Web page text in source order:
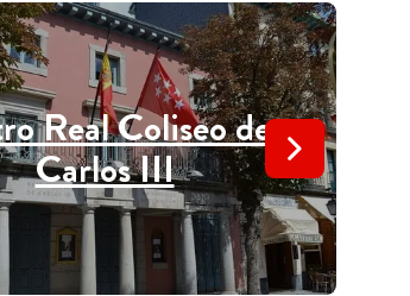
Real Coliseo de
Carlos III